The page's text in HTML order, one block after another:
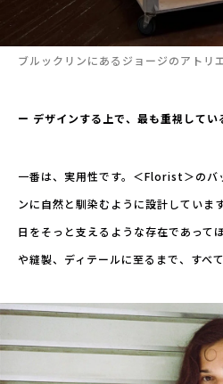
ブルックリンにあるジョージのアトリ
ー デザインする上で、最も重視してい
一番は、実用性です。＜Florist＞のバ
ンに自然と馴染むように設計していま
日をそっと支えるような存在であって
や縫製、ディテールに至るまで、すべ